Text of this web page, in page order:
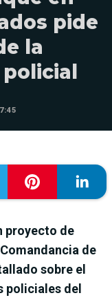
pide
la
proyecto de
de
sobre el
policiales del